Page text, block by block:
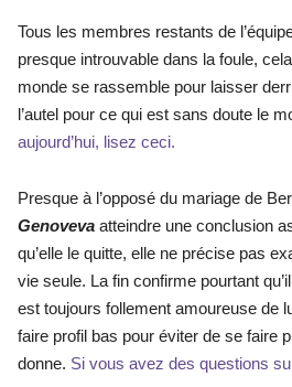
Tous les membres restants de
presque introuvable dans la foule,
monde se rassemble pour laisser
l’autel pour ce qui est sans doute le
aujourd’hui, lisez ceci.
Presque à l’opposé du mariage de
Genoveva atteindre une conclusion
qu’elle le quitte, elle ne précise pas
vie seule. La fin confirme pourtant
est toujours follement amoureuse de
faire profil bas pour éviter de se faire
donne. Si vous avez des questions